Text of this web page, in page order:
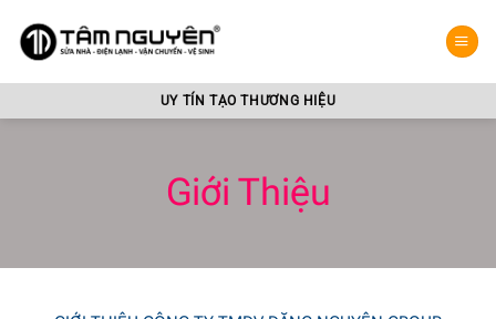
qua
dung
UY TÍN TẠO THƯƠNG HIỆU
Giới Thiệu